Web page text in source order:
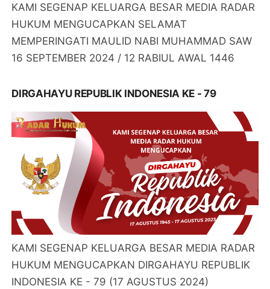
KAMI SEGENAP KELUARGA BESAR MEDIA RADAR
HUKUM MENGUCAPKAN SELAMAT
MEMPERINGATI MAULID NABI MUHAMMAD SAW
16 SEPTEMBER 2024 / 12 RABIUL AWAL 1446
DIRGAHAYU REPUBLIK INDONESIA KE - 79
KAMI SEGENAP KELUARGA BESAR MEDIA RADAR
HUKUM MENGUCAPKAN DIRGAHAYU REPUBLIK
INDONESIA KE - 79 (17 AGUSTUS 2024)